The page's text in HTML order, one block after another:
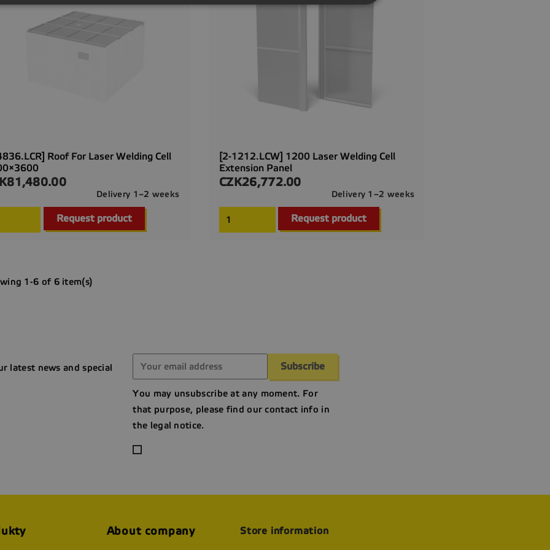
Roof For Laser Welding Cell
Delivery 1–2 weeks
Request product
Quick view
[2-1212.LCW] 1200 Laser Welding Cell
Extension Panel
Price
CZK26,772.00
Delivery 1–2 weeks
Request product
Quick view
1-6 of 6 item(s)
latest news and special
You may unsubscribe at any moment. For
that purpose, please find our contact info in
the legal notice.
About company Store information